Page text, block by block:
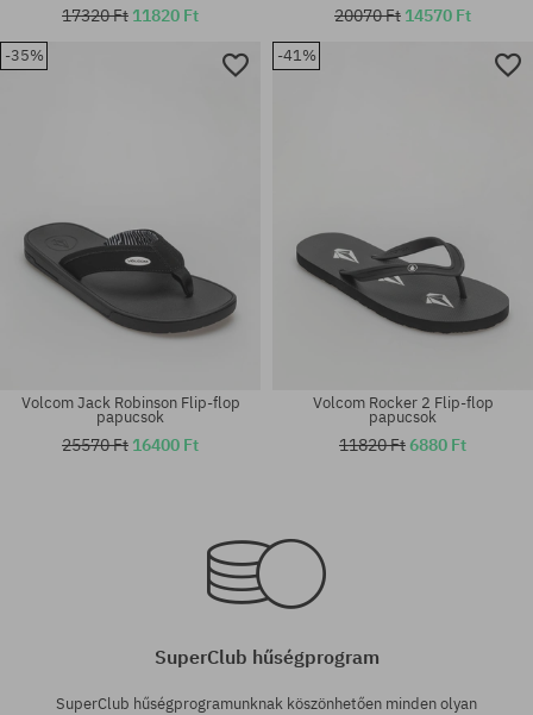
Elérhető méretek:
Elérhető méretek:
17320 Ft 11820 Ft
38; 39; 40.5; 42-43; 43-44
20070 Ft 14570 Ft
-35%
Volcom Jack Robinson Flip-flop
papucsok
25570 Ft 16400 Ft
-41%
Volcom Rocker 2 Flip-flop
papucsok
11820 Ft6880 Ft
SuperClub hűségprogram
SuperClub hűségprogramunknak köszönhetően minden olyan